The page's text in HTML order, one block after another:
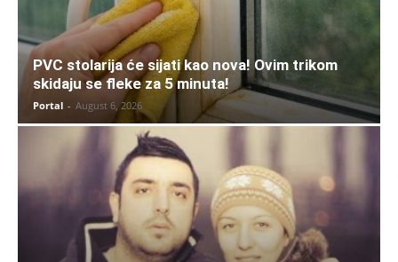
PVC stolarija će sijati kao nova! Ovim trikom
skidaju se fleke za 5 minuta!
Portal - August 6, 2026